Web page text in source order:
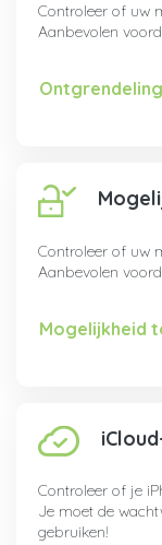
Controleer of uw
Aanbevolen
Controleer of uw
Aanbevolen
Mogelijkheid
Controleer of je
Je moet de
gebruiken!